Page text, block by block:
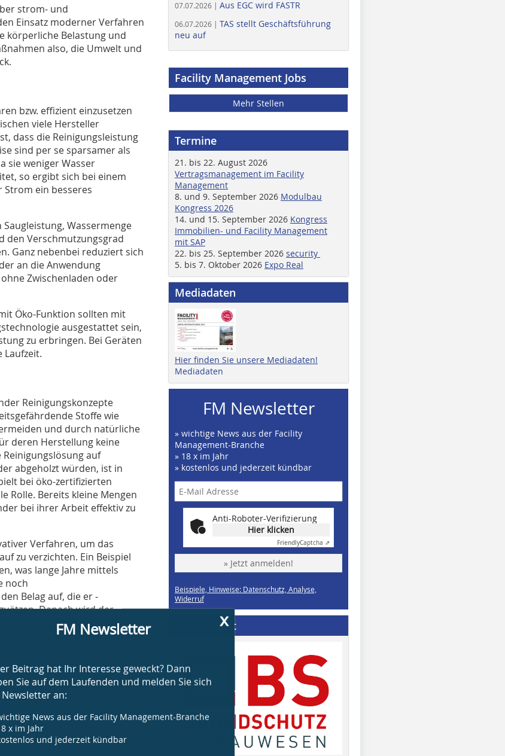
strom- und
Einsatz moderner Verfahren
körperliche Belastung und
also, die Umwelt und
bzw. effizient einzusetzen
viele Hersteller
dass die Reinigungsleistung
sind per se sparsamer als
sie weniger Wasser
so ergibt sich bei einem
ein besseres
Wassermenge
den Verschmutzungsgrad
Ganz nebenbei reduziert sich
an die Anwendung
Zwischenladen oder
Öko-Funktion sollten mit
ausgestattet sein,
zu erbringen. Bei Geräten
Laufzeit.
Reinigungskonzepte
Stoffe wie
und durch natürliche
deren Herstellung keine
auf
abgeholzt würden, ist in
bei öko-zertifizierten
Rolle. Bereits kleine Mengen
bei ihrer Arbeit effektiv zu
Verfahren, um das
zu verzichten. Ein Beispiel
was lange Jahre mittels
Belag auf, die er
Danach wird der
Staub produziert und durch
sind stattdessen für
verfügbar, die auf
wenigen Schritten ehemals
ist das Top-
von Bodenbelägen
zu müssen.
vier bis fünf Schichten, der
kommen oszillierende
x
FM Newsletter
Beitrag hat Ihr Interesse geweckt? Dann
Sie auf dem Laufenden und melden Sie sich
an:
wichtige News aus der Facility Management-Branche
x im Jahr
und jederzeit kündbar
07.07.2026 | Aus EGC wird FASTR
06.07.2026 | TAS stellt Geschäftsführung
neu auf
Facility Management Jobs
Mehr Stellen
Termine
21. bis 22. August 2026
Vertragsmanagement im Facility
Management
8. und 9. September 2026 Modulbau
Kongress 2026
14. und 15. September 2026 Kongress
Immobilien- und Facility Management
mit SAP
22. bis 25. September 2026 security
5. bis 7. Oktober 2026 Expo Real
Mediadaten
Hier finden Sie unsere Mediadaten!
Mediadaten
FM Newsletter
» wichtige News aus der Facility
Management-Branche
» 18 x im Jahr
» kostenlos und jederzeit kündbar
Anti-Roboter-Verifizierung
Hier klicken
FriendlyCaptcha ⇗
» Jetzt anmelden!
Beispiele, Hinweise: Datenschutz, Analyse,
Widerruf
Supplement